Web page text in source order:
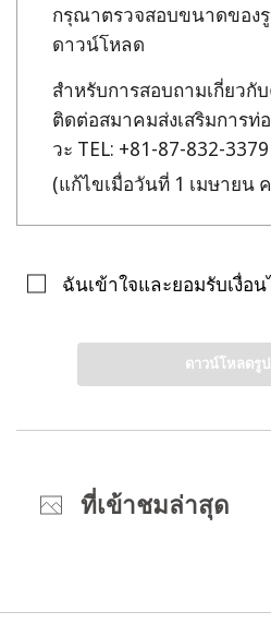
กรุณาตรวจสอบขนาดของ
ดาวน์โหลด
สำหรับการสอบถามเกี่ยวกั
ติดต่อสมาคมส่งเสริมการท่
วะ TEL: +81-87-832-3379
(แก้ไขเมื่อวันที่ 1 เมษายน
ฉันเข้าใจและยอมรับเงื่อ
ดาวน์โหลดรู
ที่เข้าชมล่าสุด